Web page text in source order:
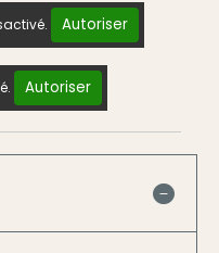
Autoriser
Autoriser